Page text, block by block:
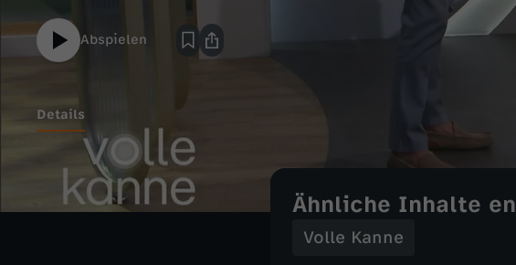
Abspielen
Details
Ähnliche Inhalte
Volle Kanne